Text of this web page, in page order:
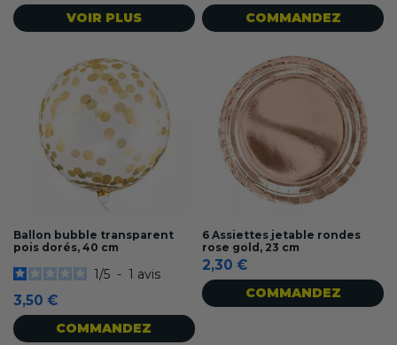
VOIR PLUS COMMANDEZ
Ballon bubble transparent
pois dorés, 40 cm
1/5 - 1 avis
3,50 €
COMMANDEZ
6 Assiettes jetable rondes
rose gold, 23 cm
2,30 €
COMMANDEZ